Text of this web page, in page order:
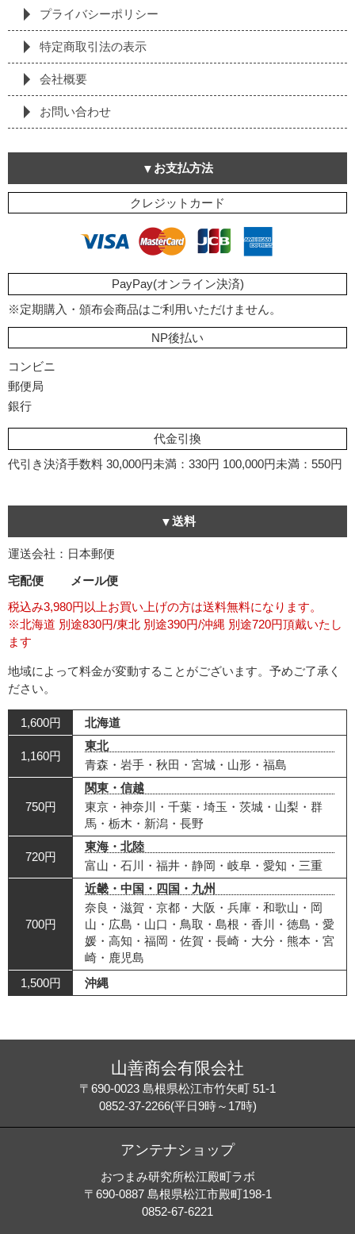
プライバシーポリシー
特定商取引法の表⽰
会社概要
お問い合わせ
お支払方法
クレジットカード
PayPay(オンライン決済)
※定期購入・頒布会商品はご利用いただけません。
NP後払い
コンビニ
郵便局
銀行
代金引換
代引き決済手数料 30,000円未満：330円 100,000円未満：550円
送料
運送会社：日本郵便
宅配便
メール便
税込み3,980円以上お買い上げの方は送料無料になります。
※北海道 別途830円/東北 別途390円/沖縄 別途720円頂戴いたし
ます
地域によって料金が変動することがございます。予めご了承く
ださい。
1,600円 北海道
1,160円
東北
青森・岩手・秋田・宮城・山形・福島
750円
関東・信越
東京・神奈川・千葉・埼玉・茨城・山梨・群
馬・栃木・新潟・長野
720円
東海・北陸
富山・石川・福井・静岡・岐阜・愛知・三重
700円
近畿・中国・四国・九州
奈良・滋賀・京都・大阪・兵庫・和歌山・岡
山・広島・山口・鳥取・島根・香川・徳島・愛
媛・高知・福岡・佐賀・長崎・大分・熊本・宮
崎・鹿児島
1,500円
沖縄
山善商会有限会社
〒690-0023 島根県松江市竹矢町 51-1
0852-37-2266(平日9時～17時)
アンテナショップ
おつまみ研究所松江殿町ラボ
〒690-0887 島根県松江市殿町198-1
0852-67-6221